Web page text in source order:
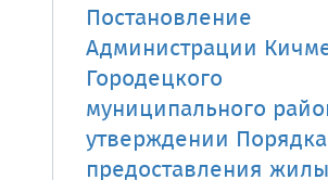
Постановление
Администрации
Городецкого
муниципального
утверждении Порядка
предоставления